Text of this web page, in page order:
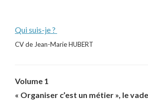
Qui suis-je ?
CV de Jean-Marie HUBERT
Volume 1
« Organiser c’est un métier », le